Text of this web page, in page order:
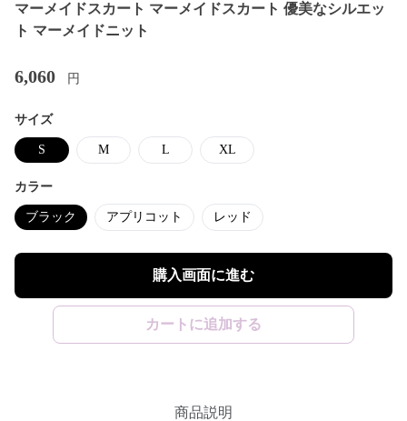
マーメイドスカート マーメイドスカート 優美なシルエッ
ト マーメイドニット
6,060 円
サイズ
S M L XL
カラー
ブラック アプリコット レッド
購入画面に進む
カートに追加する
商品説明